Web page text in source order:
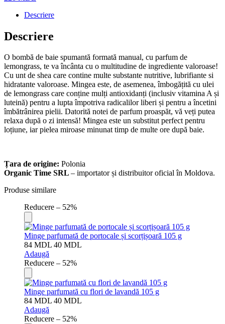
Descriere
Descriere
O bombă de baie spumantă formată manual, cu parfum de
lemongrass, te va încânta cu o multitudine de ingrediente valoroase!
Cu unt de shea care contine multe substante nutritive, lubrifiante si
hidratante valoroase. Mingea este, de asemenea, îmbogățită cu ulei
de lemongrass care conține mulți antioxidanți (inclusiv vitamina A și
luteină) pentru a lupta împotriva radicalilor liberi și pentru a încetini
îmbătrânirea pielii. Datorită notei de parfum proaspăt, vă veți putea
relaxa după o zi intensă! Mingea este un substitut perfect pentru
loțiune, iar pielea miroase minunat timp de multe ore după baie.
Țara de origine: Polonia
Organic Time SRL – importator și distribuitor oficial în Moldova.
Produse similare
Reducere – 52%
Minge parfumată de portocale și scorțișoară 105 g
84 MDL 40 MDL
Adaugă
Reducere – 52%
Minge parfumată cu flori de lavandă 105 g
84 MDL 40 MDL
Adaugă
Reducere – 52%